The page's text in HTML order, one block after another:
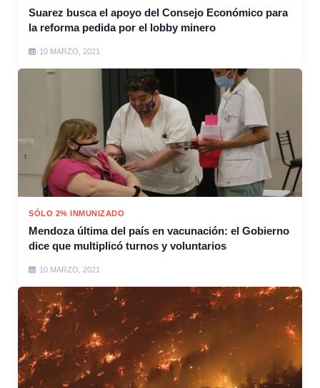
Suarez busca el apoyo del Consejo Económico para
la reforma pedida por el lobby minero
10 MARZO, 2021
SÓLO 2% INMUNIZADO
Mendoza última del país en vacunación: el Gobierno
dice que multiplicó turnos y voluntarios
10 MARZO, 2021